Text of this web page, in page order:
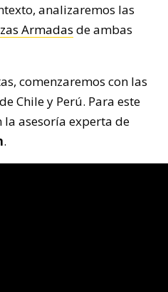
analizaremos las
Armadas de ambas
comenzaremos con las
Chile y Perú. Para este
asesoría experta de
.